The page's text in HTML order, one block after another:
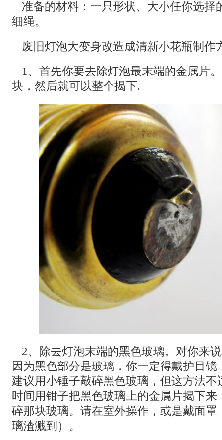
准备的材料：一只形状、大小任你选择
细绳。
废旧灯泡大变身改造成清新小花瓶制作
1、首先你要去除灯泡最末端的金属片
块，然后就可以整个揭下.
2、除去灯泡末端的黑色玻璃。对你来
因为黑色部分是玻璃，你一定得戴护目镜
建议用小锤子敲碎黑色玻璃，但这方法
时间用钳子把黑色玻璃上的金属片揭下来
碎那块玻璃。请在室外操作，或是戴面罩
璃渣溅到）。